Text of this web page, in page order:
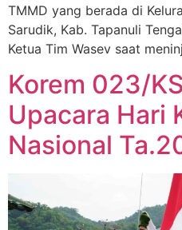
TMMD yang berada di
Sarudik, Kab. Tapanuli
Ketua Tim Wasev saat
Korem 023/
Upacara Hari
Nasional